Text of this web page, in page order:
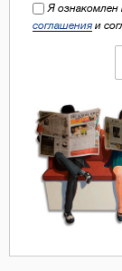
Я ознакомлен
соглашения и